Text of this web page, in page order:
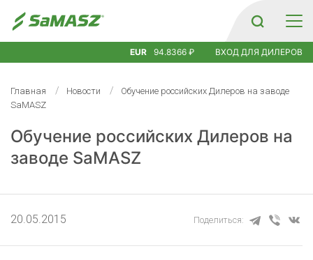
EUR 94.8366 ₽ ВХОД ДЛЯ ДИЛЕРОВ
Главная Новости
Обучение российских Дилеров на заводе
SaMASZ
Обучение российских Дилеров на
заводе SaMASZ
20.05.2015 Поделиться: